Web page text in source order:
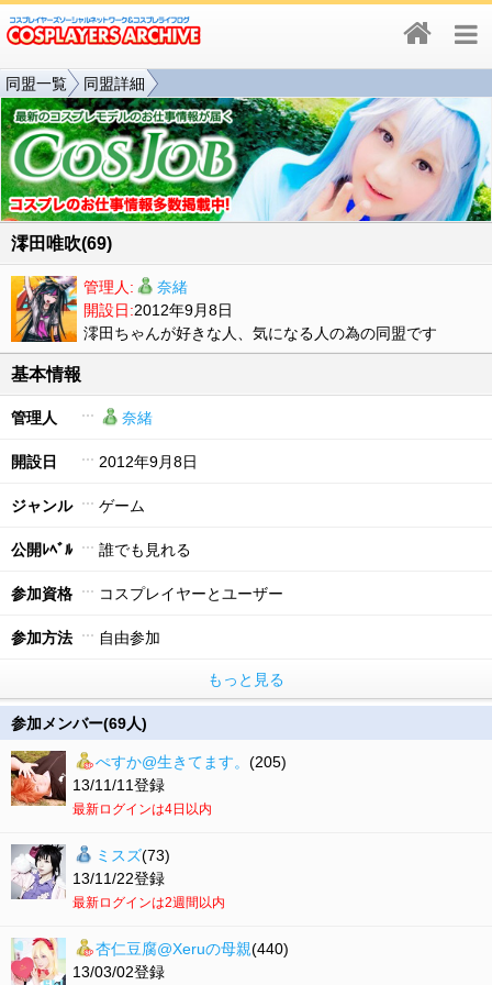
同盟一覧 同盟詳細
澪田唯吹(69)
管理人:
奈緒
開設日:2012年9月8日
澪田ちゃんが好きな人、気になる人の為の同盟です
基本情報
管理人 奈緒
開設日 2012年9月8日
ジャンル ゲーム
公開ﾚﾍﾞﾙ 誰でも見れる
参加資格 コスプレイヤーとユーザー
参加方法 自由参加
もっと見る
参加メンバー(69人)
ぺすか@生きてます。 (205)
13/11/11登録
最新ログインは4日以内
ミスズ(73)
13/11/22登録
最新ログインは2週間以内
杏仁豆腐@Xeruの母親(440)
13/03/02登録